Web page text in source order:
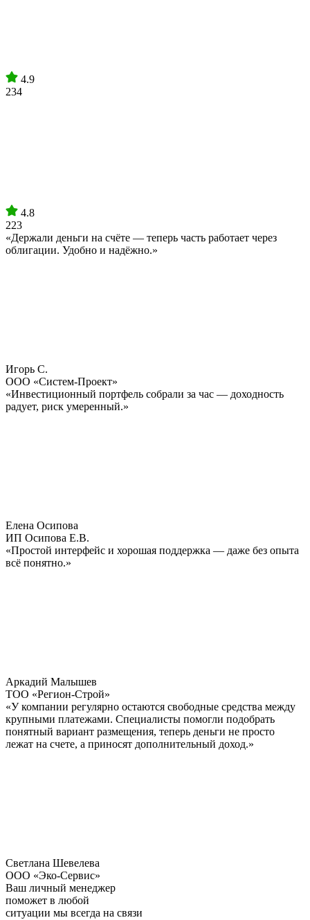
4.9
234
4.8
223
«Держали деньги на счёте — теперь часть работает через
облигации. Удобно и надёжно.»
Игорь С.
ООО «Систем‑Проект»
«Инвестиционный портфель собрали за час — доходность
радует, риск умеренный.»
Елена Осипова
ИП Осипова Е.В.
«Простой интерфейс и хорошая поддержка — даже без опыта
всё понятно.»
Аркадий Малышев
ТОО «Регион‑Строй»
«У компании регулярно остаются свободные средства между
крупными платежами. Специалисты помогли подобрать
понятный вариант размещения, теперь деньги не просто
лежат на счете, а приносят дополнительный доход.»
Светлана Шевелева
ООО «Эко‑Сервис»
Ваш личный менеджер
поможет в любой
ситуации мы всегда на связи